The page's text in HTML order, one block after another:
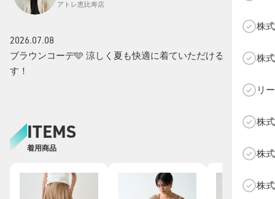
株
株
リ
株
株
株
アトレ恵比寿店
2026.07.08
ブラウンコーデ🩵 涼しく夏も快適に着ていただけるニットで
す！
ITEMS
着用商品